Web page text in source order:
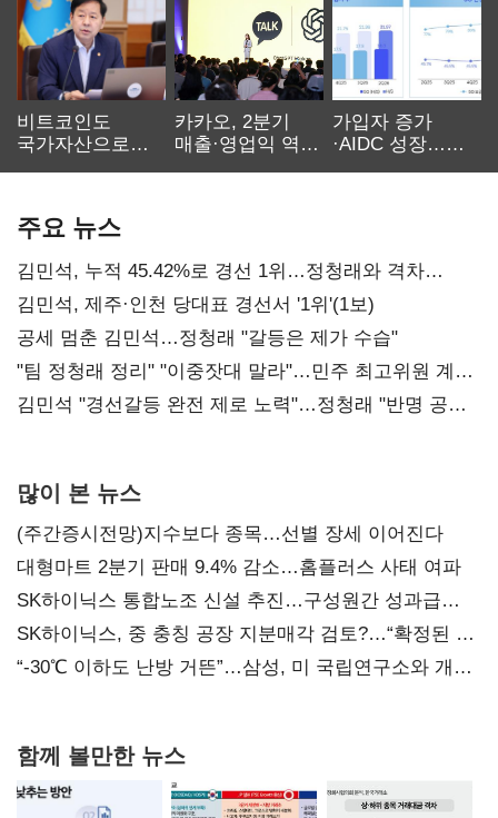
비트코인도
국가자산으로…'
카카오, 2분기
매출·영업익 역대
가입자 증가
·AIDC 성장…
주요 뉴스
김민석, 누적 45.42%로 경선 1위…정청래와 격차
0.86%p(2보)
김민석, 제주·인천 당대표 경선서 '1위'(1보)
공세 멈춘 김민석…정청래 "갈등은 제가 수습"
"팀 정청래 정리" "이중잣대 말라"…민주 최고위원 계파
다툼 격화
김민석 "경선갈등 완전 제로 노력"…정청래 "반명 공세
많이 본 뉴스
(주간증시전망)지수보다 종목…선별 장세 이어진다
대형마트 2분기 판매 9.4% 감소…홈플러스 사태 여파
SK하이닉스 통합노조 신설 추진…구성원간 성과급
불만 확산
SK하이닉스, 중 충칭 공장 지분매각 검토?…“확정된 바
없어”
“-30℃ 이하도 난방 거뜬”…삼성, 미 국립연구소와 개발
함께 볼만한 뉴스